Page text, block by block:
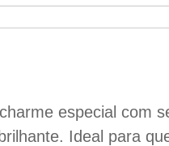
especial com
Ideal para